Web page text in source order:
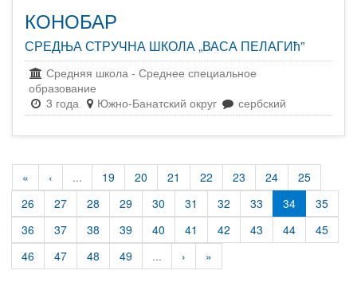
КОНОБАР
СРЕДЊА СТРУЧНА ШКОЛА „ВАСА ПЕЛАГИћ”
Средняя школа - Среднее специальное
образование
3 года
Южно-Банатский округ сербский
« ‹ ... 19 20 21 22 23 24
25
26
27 28 29 30 31 32 33 34
35
36
37 38 39 40 41 42 43 44
45
46
47 48 49 ... › »